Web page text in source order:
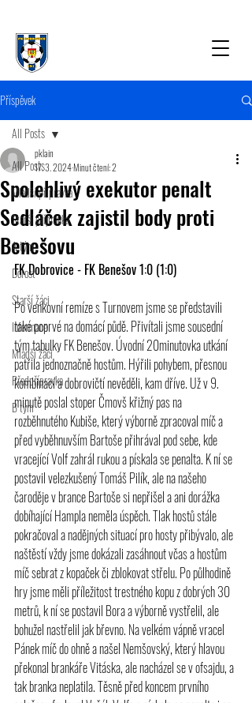
Příspěvek
All Posts
Mladší přípravka
Starší přípravka
A tým
Dorost
Starší žáci
Informace
Mladší žáci
Předpřípravka
B tým
All Posts
Spolehlivý exekutor penalt
Sedláček zajistil body proti
Benešovu
pklain
17. 3. 2024Minut čtení: 2
FK Dobrovice - FK Benešov 1:0 (1:0)
Po venkovní remíze s Turnovem jsme se představili
také poprvé na domácí půdě. Přivítali jsme sousední
tým tabulky FK Benešov. Úvodní 20minutovka utkání
patřila jednoznačně hostům. Hýřili pohybem, přesnou
kombinací a dobrovičtí nevěděli, kam dříve. Už v 9.
minutě poslal stoper Čmovš křižný pas na
rozběhnutého Kubiše, který výborně zpracoval míč a
před vyběhnuvším Bartoše přihrával pod sebe, kde
vracející Volf zahrál rukou a pískala se penalta. K ní se
postavil velezkušený Tomáš Pilík, ale na našeho
čaroděje v brance Bartoše si nepřišel a ani dorážka
dobíhající Hampla neměla úspěch. Tlak hostů stále
pokračoval a nadějných situací pro hosty přibývalo, ale
naštěstí vždy jsme dokázali zasáhnout včas a hostům
míč sebrat z kopaček či zblokovat střelu. Po půlhodině
hry jsme měli příležitost trestného kopu z dobrých 30
metrů, k ní se postavil Bora a výborně vystřelil, ale
bohužel nastřelil jak břevno. Na velkém vápně vracel
Pánek míč do ohně a našel Nemšovský, který hlavou
překonal brankáře Vitáska, ale nacházel se v ofsajdu, a
tak branka neplatila. Těsně před koncem prvního